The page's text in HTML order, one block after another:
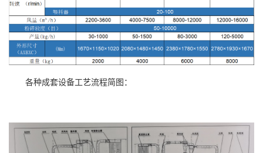
各种成套设备工艺流程简图：